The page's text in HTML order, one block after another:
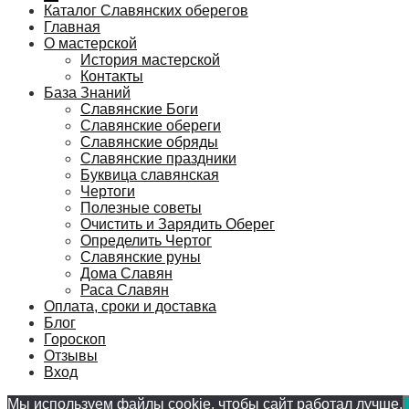
Каталог Славянских оберегов
Главная
О мастерской
История мастерской
Контакты
База Знаний
Славянские Боги
Славянские обереги
Славянские обряды
Славянские праздники
Буквица славянская
Чертоги
Полезные советы
Очистить и Зарядить Оберег
Определить Чертог
Славянские руны
Дома Славян
Раса Славян
Оплата, сроки и доставка
Блог
Гороскоп
Отзывы
Вход
Мы используем файлы cookie, чтобы сайт работал лучше.